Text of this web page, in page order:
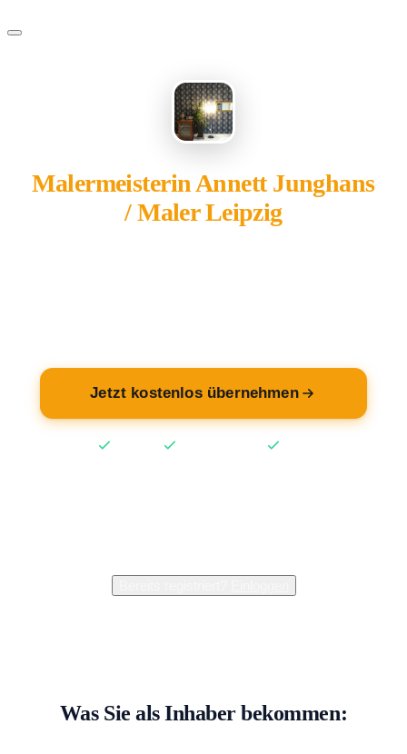
Malermeisterin Annett Junghans
/ Maler Leipzig
Jetzt kostenlos übernehmen
Was Sie als Inhaber bekommen: